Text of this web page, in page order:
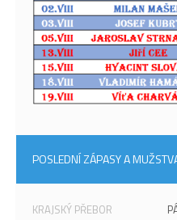
POSLEDNÍ ZÁPASY A
KRAJSKÝ PŘEBOR